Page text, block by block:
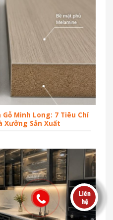
Gỗ Minh Long: 7 Tiêu Chí
Xưởng Sản Xuất